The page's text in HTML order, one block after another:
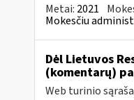
Metai: 2021
Mokesčiu
Dėl Lietuvos
(komentarų)
Web turinio